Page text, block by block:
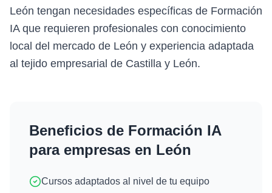
León tengan necesidades específicas de Formación
IA que requieren profesionales con conocimiento
local del mercado de León y experiencia adaptada
al tejido empresarial de Castilla y León.
Beneficios de Formación IA
para empresas en León
Cursos adaptados al nivel de tu equipo